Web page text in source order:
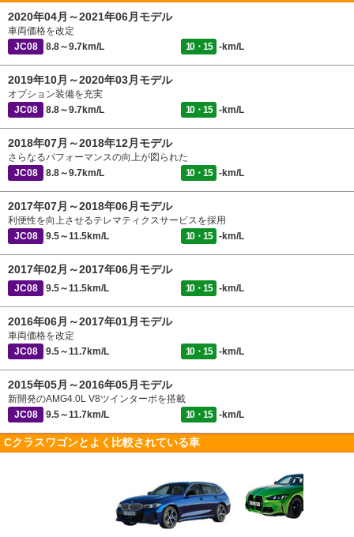
2020年04月～2021年06月モデル
車両価格を改定
JC08
8.8～9.7km/L 10・15 -km/L
2019年10月～2020年03月モデル
オプション装備を充実
JC08
8.8～9.7km/L 10・15 -km/L
2018年07月～2018年12月モデル
さらなるパフォーマンスの向上が図られた
JC08
8.8～9.7km/L 10・15 -km/L
2017年07月～2018年06月モデル
利便性を向上させるテレマティクスサービスを採用
JC08
9.5～11.5km/L 10・15 -km/L
2017年02月～2017年06月モデル
JC08 9.5～11.5km/L 10・15 -km/L
2016年06月～2017年01月モデル
車両価格を改定
JC08
9.5～11.7km/L 10・15 -km/L
2015年05月～2016年05月モデル
新開発のAMG4.0L V8ツインターボを搭載
JC08
9.5～11.7km/L 10・15 -km/L
Cクラスワゴンとよく比較されている車